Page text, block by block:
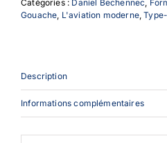
Catégories : Daniel Bechennec
Gouache L'aviation moderne,
Description
Informations complémentaires